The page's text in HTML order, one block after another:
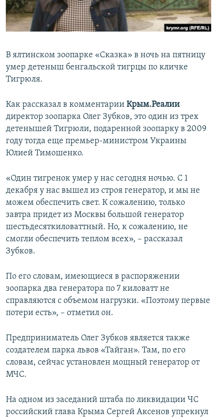
ПОБЕДИТЕЛЕЙ НЕ СУДЯТ?
КРЫМ.НЕПОКОРЕННЫЙ
УКРАИНСКАЯ ПРОБЛЕМА КРЫМА
ПРИСОЕДИНЯЙТЕСЬ!
Все сайты RFE/RL
В ялтинском зоопарке «Сказка» в ночь на пятницу
умер детеныш бенгальской тигрцы по кличке
Тигрюля.
Как рассказал в комментарии Крым.Реалии
директор зоопарка Олег Зубков, это один из трех
детенышей Тигрюли, подаренной зоопарку в 2009
году тогда еще премьер-министром Украины
Юлией Тимошенко.
«Один тигренок умер у нас сегодня ночью. С 1
декабря у нас вышел из строя генератор, и мы не
можем обеспечить свет. К сожалению, только
завтра придет из Москвы большой генератор
шестьдесяткиловаттный. Но, к сожалению, не
смогли обеспечить теплом всех», – рассказал
Зубков.
По его словам, имеющиеся в распоряжении
зоопарка два генератора по 7 киловатт не
справляются с объемом нагрузки. «Поэтому первые
потери есть», – отметил он.
Предприниматель Олег Зубков является также
создателем парка львов «Тайган». Там, по его
словам, сейчас установлен мощный генератор от
МЧС.
На одном из заседаний штаба по ликвидации ЧС
российский глава Крыма Сергей Аксенов упрекнул